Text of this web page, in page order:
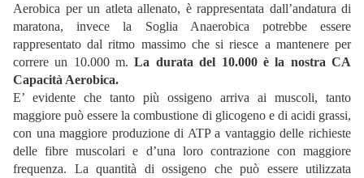
Aerobica per un atleta allenato, è rappresentata dall’andatura di
maratona, invece la Soglia Anaerobica potrebbe essere
rappresentato dal ritmo massimo che si riesce a mantenere per
correre un 10.000 m.La durata del 10.000 è la nostra CA
Capacità Aerobica.
E’ evidente che tanto più ossigeno arriva ai muscoli, tanto
maggiore può essere la combustione di glicogeno e di acidi grassi,
con una maggiore produzione di ATP a vantaggio delle richieste
delle fibre muscolari e d’una loro contrazione con maggiore
frequenza. La quantità di ossigeno che può essere utilizzata